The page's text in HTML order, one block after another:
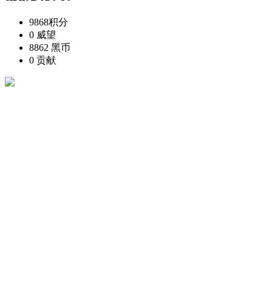
9868积分
0 威望
8862 黑币
0 贡献